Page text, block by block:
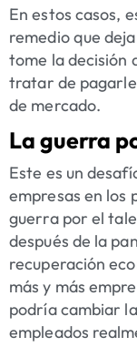
En estos casos,
remedio que
tome la decisión
tratar de
de mercado.
La guerra
Este es un
empresas en los
guerra por el
después de la
recuperación
más y más
podría cambiar
empleados